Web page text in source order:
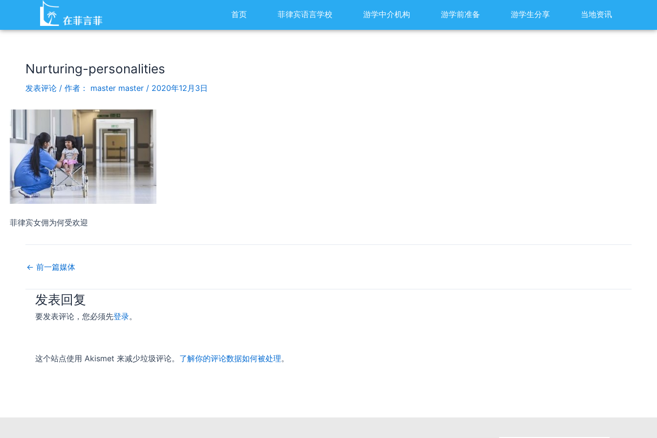
内
首页 菲律宾语言学校 游学中介机构 游学前准备 游学生分享 当地资讯
Nurturing-personalities
发表评论 / 作者： master master / 2020年12月3日
菲律宾女佣为何受欢迎
Post
navigation
← 前一篇媒体
发表回复
要发表评论，您必须先登录。
这个站点使用 Akismet 来减少垃圾评论。 了解你的评论数据如何被处理。